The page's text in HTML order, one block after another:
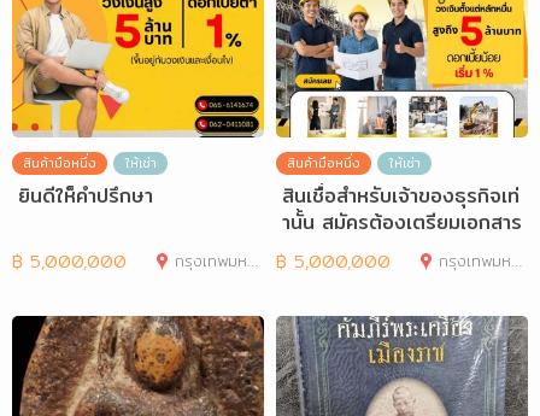
สินค้ามือหนึ่ง ให้เช่า
ยินดีให็คำปรึกษา
฿ 5,000,000 กรุงเทพมหานคร
สินค้ามือหนึ่ง ให้เช่า
สินเชื่อสำหรับเจ้าของธุรกิจเท่
านั้น สมัครต้องเตรียมเอกสาร
อะ
฿ 5,000,000 กรุงเทพมหานคร